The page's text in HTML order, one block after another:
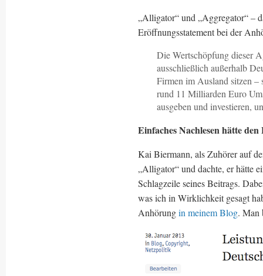
„Alligator“ und „Aggregator“ –
Eröffnungsstatement bei der
Die Wertschöpfung dieser
ausschließlich außerhalb
Firmen im Ausland sitzen –
rund 11 Milliarden Euro
ausgeben und investieren,
Einfaches Nachlesen hätte
Kai Biermann, als Zuhörer auf
„Alligator“ und dachte, er hätte
Schlagzeile seines Beitrags.
was ich in Wirklichkeit gesagt
Anhörungin meinem Blog. Man